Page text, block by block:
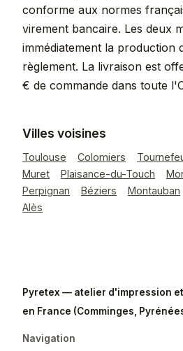
conforme aux normes
virement bancaire. Les deux
immédiatement la production
règlement. La livraison est
€ de commande dans toute
Villes voisines
Toulouse Colomiers
Muret
Plaisance-du-Touch
Perpignan
Béziers Montauban
Alès
Pyretex — atelier d'impression
en France (Comminges,
Navigation